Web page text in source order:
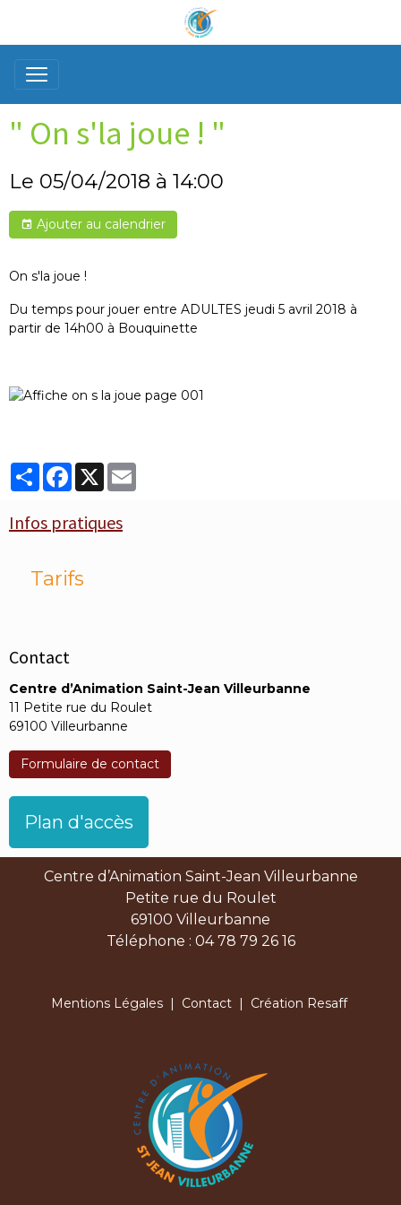
" On s'la joue ! "
Le 05/04/2018 à 14:00
Ajouter au calendrier
On s'la joue !
Du temps pour jouer entre ADULTES jeudi 5 avril 2018 à
partir de 14h00 à Bouquinette
PartagerFacebook
X
Infos pratiques
Tarifs
Contact
Centre d’Animation Saint-Jean Villeurbanne
11 Petite rue du Roulet
69100 Villeurbanne
Formulaire de contact
Plan d'accès
Centre d’Animation Saint-Jean Villeurbanne
Petite rue du Roulet
69100 Villeurbanne
Téléphone : 04 78 79 26 16
Mentions Légales| Contact| Création Resaff